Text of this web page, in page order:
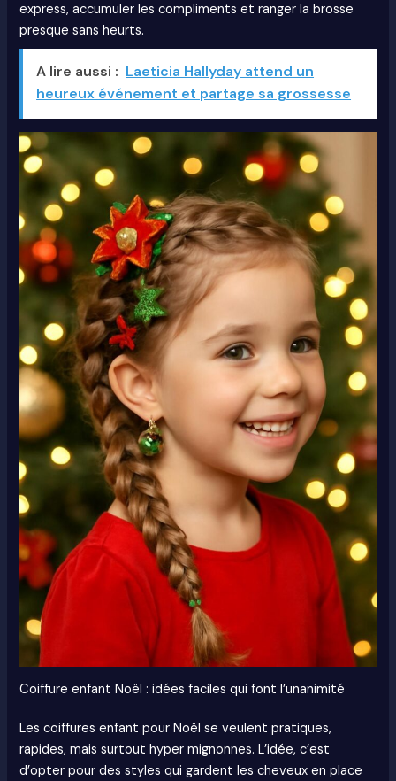
express, accumuler les compliments et ranger la brosse
presque sans heurts.
A lire aussi : Laeticia Hallyday attend un
heureux événement et partage sa grossesse
Coiffure enfant Noël : idées faciles qui font l’unanimité
Les coiffures enfant pour Noël se veulent pratiques,
rapides, mais surtout hyper mignonnes. L’idée, c’est
d’opter pour des styles qui gardent les cheveux en place